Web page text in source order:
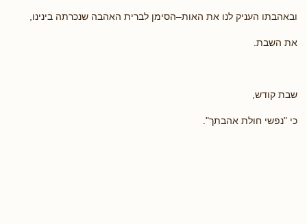
ובאהבתו העניק לנו את האות–הסימן לברית האהבה שנכרתה בינינו,
את השבת.
שבת קודש,
כי "נפשי חולת אהבתך".